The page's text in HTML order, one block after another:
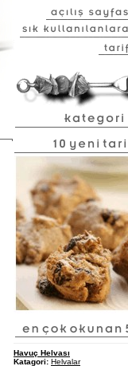
Havuç Helvası
Katagori: Helvalar